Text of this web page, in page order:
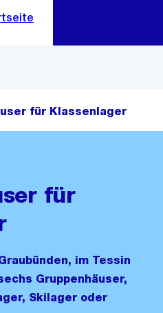
einfür Klassenlager
für
im Tessin
Gruppenhäuser,
Skilager oder